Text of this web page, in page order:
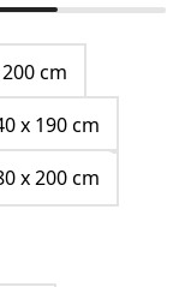
cm
x 190 cm
x 200 cm